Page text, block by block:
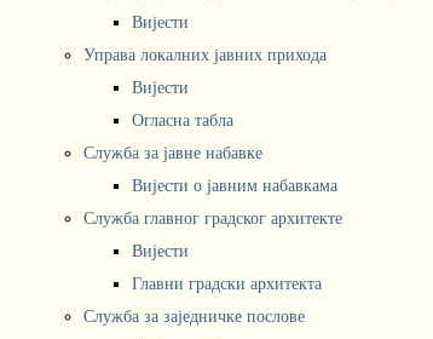
Вијести
Управа локалних јавних прихода
Вијести
Огласна табла
Служба за јавне набавке
Вијести о јавним набавкама
Служба главног градског архитекте
Вијести
Главни градски архитекта
Служба за заједничке послове